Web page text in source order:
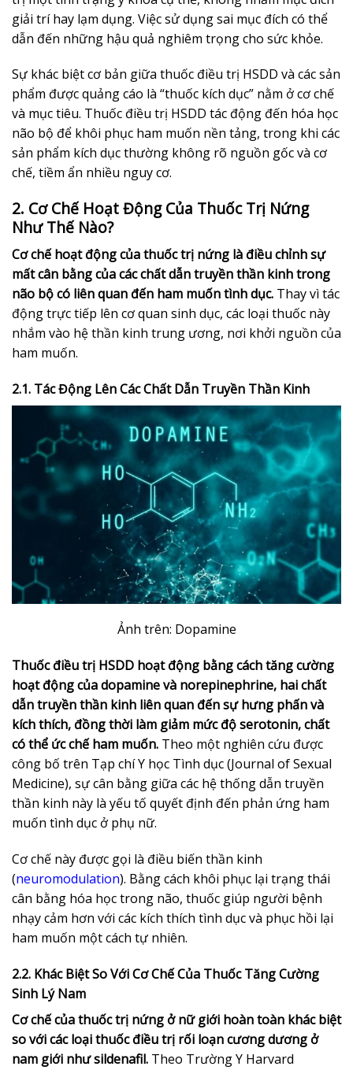
giải trí hay lạm dụng. Việc sử dụng sai mục đích có thể
dẫn đến những hậu quả nghiêm trọng cho sức khỏe.
Sự khác biệt cơ bản giữa thuốc điều trị HSDD và các sản
phẩm được quảng cáo là “thuốc kích dục” nằm ở cơ chế
và mục tiêu. Thuốc điều trị HSDD tác động đến hóa học
não bộ để khôi phục ham muốn nền tảng, trong khi các
sản phẩm kích dục thường không rõ nguồn gốc và cơ
chế, tiềm ẩn nhiều nguy cơ.
2. Cơ Chế Hoạt Động Của Thuốc Trị Nứng
Như Thế Nào?
Cơ chế hoạt động của thuốc trị nứng là điều chỉnh sự
mất cân bằng của các chất dẫn truyền thần kinh trong
não bộ có liên quan đến ham muốn tình dục. Thay vì tác
động trực tiếp lên cơ quan sinh dục, các loại thuốc này
nhắm vào hệ thần kinh trung ương, nơi khởi nguồn của
ham muốn.
2.1. Tác Động Lên Các Chất Dẫn Truyền Thần Kinh
Ảnh trên: Dopamine
Thuốc điều trị HSDD hoạt động bằng cách tăng cường
hoạt động của dopamine và norepinephrine, hai chất
dẫn truyền thần kinh liên quan đến sự hưng phấn và
kích thích, đồng thời làm giảm mức độ serotonin, chất
có thể ức chế ham muốn. Theo một nghiên cứu được
công bố trên Tạp chí Y học Tình dục (Journal of Sexual
Medicine), sự cân bằng giữa các hệ thống dẫn truyền
thần kinh này là yếu tố quyết định đến phản ứng ham
muốn tình dục ở phụ nữ.
Cơ chế này được gọi là điều biến thần kinh
(neuromodulation). Bằng cách khôi phục lại trạng thái
cân bằng hóa học trong não, thuốc giúp người bệnh
nhạy cảm hơn với các kích thích tình dục và phục hồi lại
ham muốn một cách tự nhiên.
2.2. Khác Biệt So Với Cơ Chế Của Thuốc Tăng Cường
Sinh Lý Nam
Cơ chế của thuốc trị nứng ở nữ giới hoàn toàn khác biệt
so với các loại thuốc điều trị rối loạn cương dương ở
nam giới như sildenafil. Theo Trường Y Harvard